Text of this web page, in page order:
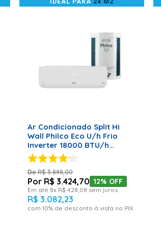
IDEAL PARA 24 M2
Ar Condicionado Split Hi
Wall Philco Eco U/h Frio
Inverter 18000 BTU/h
Monofásico PAC18000IFM15
– 220 Volts
R$ 3.898,00
R$ 3.424,70 12% OFF
Em até 8x R$ 428 08 sem juros
R$ 3.082,23
com10% de desconto à vista no PIX